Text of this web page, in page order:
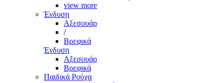
view more
Ένδυση
Αξεσουάρ
/
Βρεφικά
Ένδυση
Αξεσουάρ
Βρεφικά
Παιδικά Ρούχα